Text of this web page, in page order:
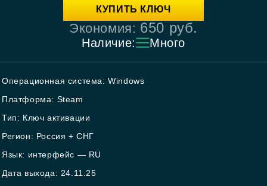
КУПИТЬ КЛЮЧ
Экономия: 650 руб.
Наличие: Много
Операционная система: Windows
Платформа: Steam
Тип: Ключ активации
Регион: Россия + СНГ
Язык: интерфейс — RU
Дата выхода: 24.11.25